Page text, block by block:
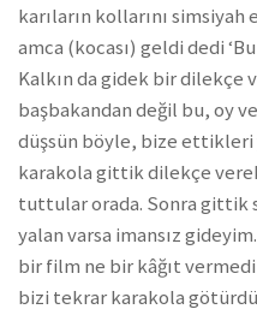
karıların kollarını
amca (kocası) geldi dedi
Kalkın da gidek bir dilekçe
başbakandan değil bu, oy
düşsün böyle, bize ettikleri
karakola gittik dilekçe
tuttular orada. Sonra gittik
yalan varsa imansız
bir film ne bir kâğıt
bizi tekrar karakola